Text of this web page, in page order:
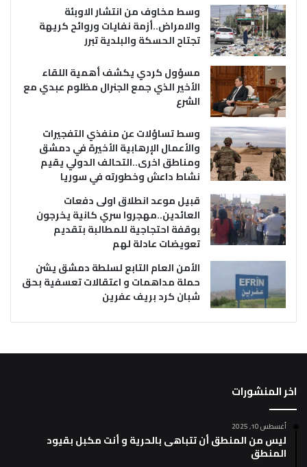
وسط مخاوف من انتشار الاوبئة
والامراض..أزمة نفايات وروائح كريهة
تجتاح الحسكة والبلدية تبرر
مسؤول كردي يكشف أهمية اللقاء
الأخير الذي جمع الجنرال مظلوم عبدي مع
الشرع
وسط تساؤلات عن منفذي التفجيرات
والأعمال الإرهابية الأخيرة في دمشق
ومناطق اخرى..التحالف الدولي يقيم
نشاط داعش وخطورته في سوريا
قبيل موعد انطلاق اولى دفعات
العائدين..مهجروا سري كانية يخرجون
بوقفة احتجاجية للمطالبة بتقديم
تعويضات عادلة لهم
الأمن العام التابع لسلطة دمشق يشن
حملة مداهمات و اعتقالات تعسفية بحق
شبان كرد بريف عفرين
اخر المنشورات
أغسطس 10, 2025
ليس من المنطق أن تتباهى بالحرية و أنت مكبل بقيود
المنطق